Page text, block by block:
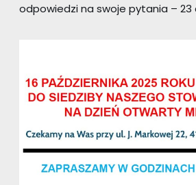
odpowiedzi na swoje pytania – 23